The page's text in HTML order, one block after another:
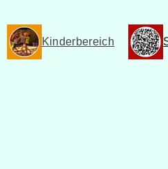
Kinderbereich